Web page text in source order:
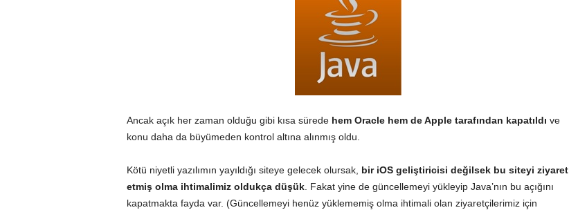
Ancak açık her zaman olduğu gibi kısa sürede hem Oracle hem de Apple tarafından kapatıldı ve
konu daha da büyümeden kontrol altına alınmış oldu.
Kötü niyetli yazılımın yayıldığı siteye gelecek olursak, bir iOS geliştiricisi değilsek bu siteyi ziyaret
etmiş olma ihtimalimiz oldukça düşük. Fakat yine de güncellemeyi yükleyip Java’nın bu açığını
kapatmakta fayda var. (Güncellemeyi henüz yüklememiş olma ihtimali olan ziyaretçilerimiz için